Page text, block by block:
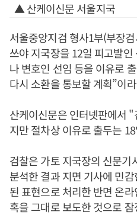
▲ 산케이신문 서울지국
서울중앙지검 형사1부(부장
쓰야 지국장을 12일 피고발
나 변호인 선임 등을 이유로
다시 소환을 통보할 계획”이
산케이신문은 인터넷판에서
지만 절차상 이유로 출두는
검찰은 가토 지국장의 신문기
분석한 결과 지면 기사에 민
된 표현으로 처리한 반면 온
혹을 그대로 보도한 것으로